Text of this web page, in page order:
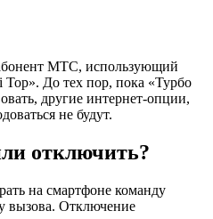
МТС, использующий
До тех пор, пока «Турбо
другие интернет-опции,
не будут.
отключить?
на смартфоне команду
вызова. Отключение